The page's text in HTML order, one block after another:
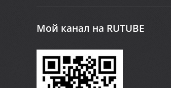
VIKNAZAR
Мой канал на RUTUBE